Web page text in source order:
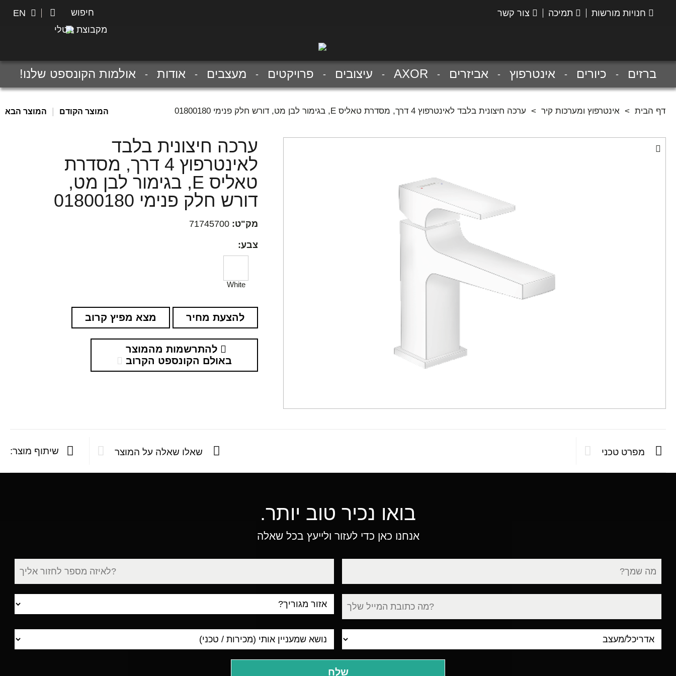
חנויות מורשות תמיכה צור קשר חיפוש EN
מקבוצת נוטלי
ברזים כיורים אינטרפוץ אביזרים AXOR עיצובים פרויקטים מעצבים אודות אולמות הקונספט שלנו!
דף הבית > אינטרפוץ ומערכות קיר > ערכה חיצונית בלבד לאינטרפוץ 4 דרך, מסדרת טאליס E, בגימור לבן מט, דורש חלק פנימי 01800180 המוצר הקודם המוצר הבא
ערכה חיצונית בלבד
לאינטרפוץ 4 דרך, מסדרת
טאליס E, בגימור לבן מט,
דורש חלק פנימי 01800180
מק"ט: 71745700
צבע:
White
להצעת מחיר מצא מפיץ קרוב
להתרשמות מהמוצר
באולם הקונספט הקרוב
מפרט טכני שאלו שאלה על המוצר שיתוף מוצר:
בואו נכיר טוב יותר.
אנחנו כאן כדי לעזור ולייעץ בכל שאלה
עיר
מגורים